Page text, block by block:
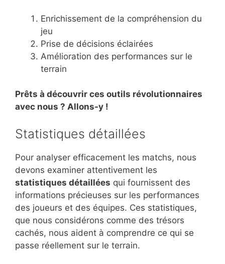
Enrichissement de la compréhension du
jeu
Prise de décisions éclairées
Amélioration des performances sur le
terrain
Prêts à découvrir ces outils révolutionnaires
avec nous ? Allons-y !
Statistiques détaillées
Pour analyser efficacement les matchs, nous
devons examiner attentivement les
statistiques détaillées qui fournissent des
informations précieuses sur les performances
des joueurs et des équipes. Ces statistiques,
que nous considérons comme des trésors
cachés, nous aident à comprendre ce qui se
passe réellement sur le terrain.